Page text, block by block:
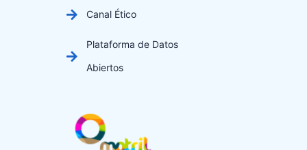
Canal Ético
Plataforma de Datos
Abiertos